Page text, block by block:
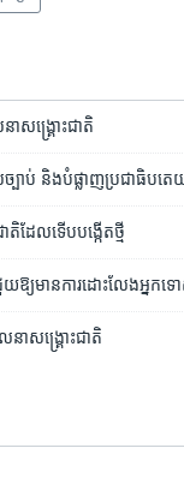
ា​សង្គ្រោះជាតិ
ាប់ និង​បំផ្លាញ​ប្រជាធិបតេ
ដែល​ទើប​បង្កើត​ថ្មី
មាន​ការ​ដោះលែង​អ្នក​ទោ
នា​សង្រ្គោះជាតិ